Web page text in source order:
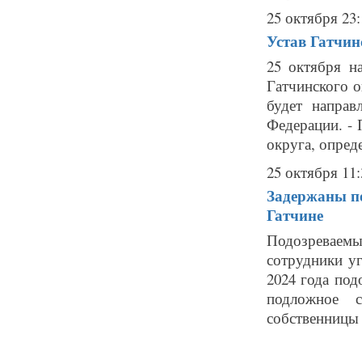
25 октября
Устав
25 октября
Гатчинского
будет
Федерации. -
округа,
25 октября
Задержаны
Гатчине
сотрудники
2024 года
подложное